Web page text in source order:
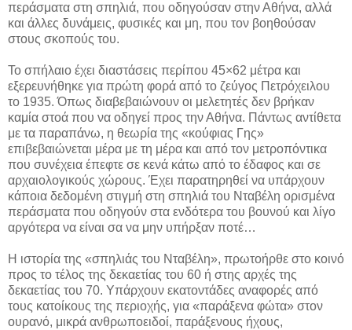
περάσματα στη σπηλιά, που οδηγούσαν στην Αθήνα, αλλά
και άλλες δυνάμεις, φυσικές και μη, που τον βοηθούσαν
στους σκοπούς του.
Το σπήλαιο έχει διαστάσεις περίπου 45×62 μέτρα και
εξερευνήθηκε για πρώτη φορά από το ζεύγος Πετρόχειλου
το 1935. Όπως διαβεβαιώνουν οι μελετητές δεν βρήκαν
καμία στοά που να οδηγεί προς την Αθήνα. Πάντως αντίθετα
με τα παραπάνω, η θεωρία της «κούφιας Γης»
επιβεβαιώνεται μέρα με τη μέρα και από τον μετροπόντικα
που συνέχεια έπεφτε σε κενά κάτω από το έδαφος και σε
αρχαιολογικούς χώρους. Έχει παρατηρηθεί να υπάρχουν
κάποια δεδομένη στιγμή στη σπηλιά του Νταβέλη ορισμένα
περάσματα που οδηγούν στα ενδότερα του βουνού και λίγο
αργότερα να είναι σα να μην υπήρξαν ποτέ…
Η ιστορία της «σπηλιάς του Νταβέλη», πρωτοήρθε στο κοινό
προς το τέλος της δεκαετίας του 60 ή στης αρχές της
δεκαετίας του 70. Υπάρχουν εκατοντάδες αναφορές από
τους κατοίκους της περιοχής, για «παράξενα φώτα» στον
ουρανό, μικρά ανθρωποειδοί, παράξενους ήχους,